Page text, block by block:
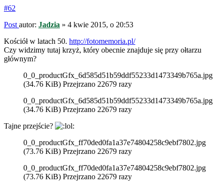
#62
Post autor: Jadzia » 4 kwie 2015, o 20:53
Kościół w latach 50. http://fotomemoria.pl/
Czy widzimy tutaj krzyż, który obecnie znajduje się przy ołtarzu
głównym?
0_0_productGfx_6d585d51b59ddf55233d1473349b765a.jpg
(34.76 KiB) Przejrzano 22679 razy
0_0_productGfx_6d585d51b59ddf55233d1473349b765a.jpg
(34.76 KiB) Przejrzano 22679 razy
Tajne przejście?
0_0_productGfx_ff70ded0fa1a37e74804258c9ebf7802.jpg
(73.76 KiB) Przejrzano 22679 razy
0_0_productGfx_ff70ded0fa1a37e74804258c9ebf7802.jpg
(73.76 KiB) Przejrzano 22679 razy